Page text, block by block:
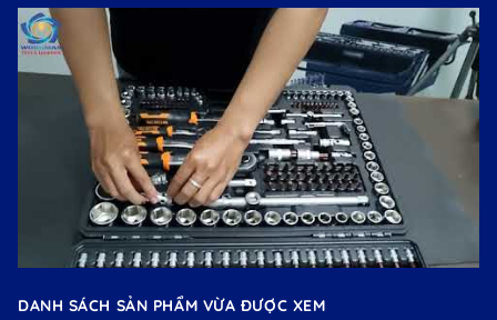
DANH SÁCH SẢN PHẨM VỪA ĐƯỢC XEM